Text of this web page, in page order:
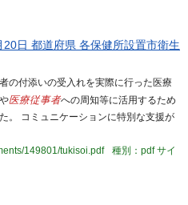
日 都道府県 各保健所設置市衛生
の付添いの受入れを実際に行った医療
医療従事者への周知等に活用するため
。 コミュニケーションに特別な支援が
149801/tukisoi.pdf
種別：pdfサイ